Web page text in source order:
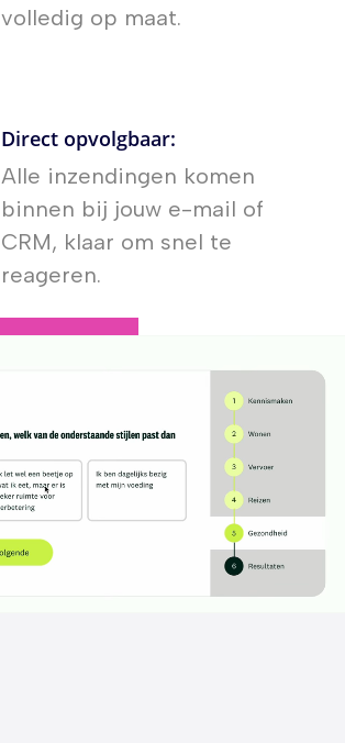
volledig op maat.
Direct opvolgbaar:
Alle inzendingen komen
binnen bij jouw e-mail of
CRM, klaar om snel te
reageren.